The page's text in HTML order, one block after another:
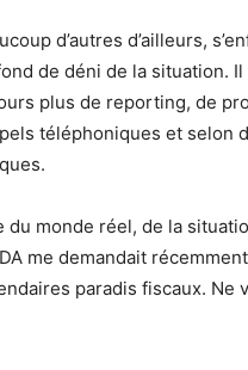
d’autres d’ailleurs,
de déni de la situation.
plus de reporting, de
téléphoniques et selon
monde réel, de la
me demandait
paradis fiscaux. Ne